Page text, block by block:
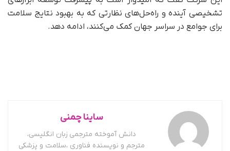
تشخیصی آینده و راه‌حل‌های نظارتی که به بهبود نتایج سلامت
برای جوامع در سراسر جهان کمک می‌کنند، ادامه دهد.
ساینا چمنی
دانش آموخته مترجمی زبان انگلیسی،
مترجم و نویسنده فناوری ،سلامت و پزشکی